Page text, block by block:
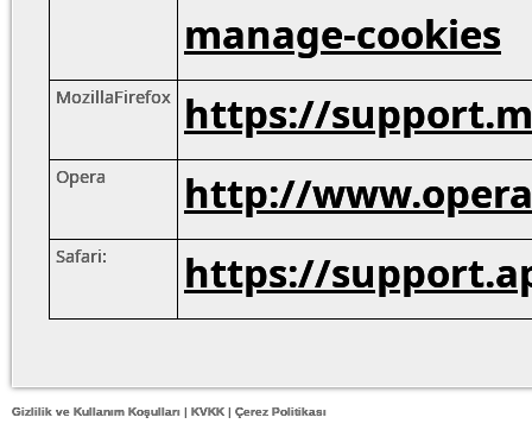
manage-cookies
MozillaFirefox https://
Opera http://
Safari: https://
Gizlilik ve Kullanım Koşulları | KVKK | Çerez Politikası